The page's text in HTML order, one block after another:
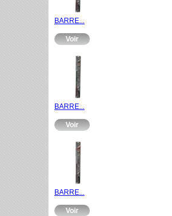
BARRE...
Voir
BARRE...
Voir
BARRE...
Voir